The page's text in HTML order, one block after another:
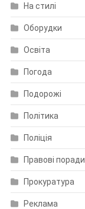
На стилі
Оборудки
Освіта
Погода
Подорожі
Політика
Поліція
Правові поради
Прокуратура
Реклама